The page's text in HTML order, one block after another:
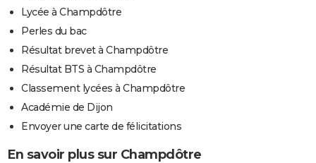
Lycée à Champdôtre
Perles du bac
Résultat brevet à Champdôtre
Résultat BTS à Champdôtre
Classement lycées à Champdôtre
Académie de Dijon
Envoyer une carte de félicitations
En savoir plus sur Champdôtre